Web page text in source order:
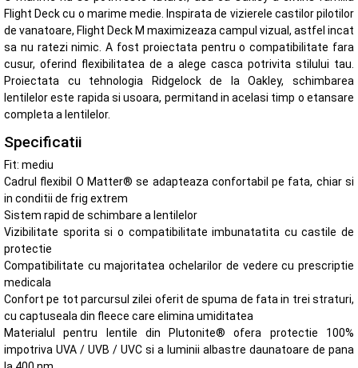
Flight Deck cu o marime medie. Inspirata de vizierele castilor pilotilor
de vanatoare, Flight Deck M maximizeaza campul vizual, astfel incat
sa nu ratezi nimic. A fost proiectata pentru o compatibilitate fara
cusur, oferind flexibilitatea de a alege casca potrivita stilului tau.
Proiectata cu tehnologia Ridgelock de la Oakley, schimbarea
lentilelor este rapida si usoara, permitand in acelasi timp o etansare
completa a lentilelor.
Specificatii
Fit: mediu
Cadrul flexibil O Matter® se adapteaza confortabil pe fata, chiar si
in conditii de frig extrem
Sistem rapid de schimbare a lentilelor
Vizibilitate sporita si o compatibilitate imbunatatita cu castile de
protectie
Compatibilitate cu majoritatea ochelarilor de vedere cu prescriptie
medicala
Confort pe tot parcursul zilei oferit de spuma de fata in trei straturi,
cu captuseala din fleece care elimina umiditatea
Materialul pentru lentile din Plutonite® ofera protectie 100%
impotriva UVA / UVB / UVC si a luminii albastre daunatoare de pana